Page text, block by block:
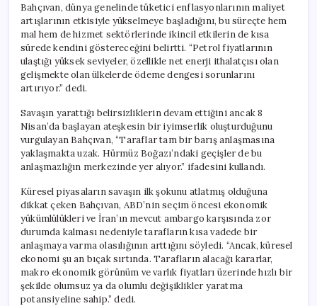
Bahçıvan, dünya genelinde tüketici enflasyonlarının maliyet
artışlarının etkisiyle yükselmeye başladığını, bu süreçte hem
mal hem de hizmet sektörlerinde ikincil etkilerin de kısa
sürede kendini göstereceğini belirtti. “Petrol fiyatlarının
ulaştığı yüksek seviyeler, özellikle net enerji ithalatçısı olan
gelişmekte olan ülkelerde ödeme dengesi sorunlarını
artırıyor.” dedi.
Savaşın yarattığı belirsizliklerin devam ettiğini ancak 8
Nisan’da başlayan ateşkesin bir iyimserlik oluşturduğunu
vurgulayan Bahçıvan, “Taraflar tam bir barış anlaşmasına
yaklaşmakta uzak. Hürmüz Boğazı’ndaki geçişler de bu
anlaşmazlığın merkezinde yer alıyor.” ifadesini kullandı.
Küresel piyasaların savaşın ilk şokunu atlatmış olduğuna
dikkat çeken Bahçıvan, ABD’nin seçim öncesi ekonomik
yükümlülükleri ve İran’ın mevcut ambargo karşısında zor
durumda kalması nedeniyle tarafların kısa vadede bir
anlaşmaya varma olasılığının arttığını söyledi. “Ancak, küresel
ekonomi şu an bıçak sırtında. Tarafların alacağı kararlar,
makro ekonomik görünüm ve varlık fiyatları üzerinde hızlı bir
şekilde olumsuz ya da olumlu değişiklikler yaratma
potansiyeline sahip.” dedi.